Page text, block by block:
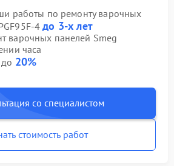
работы по ремонту варочных
4до 3-х лет
варочных панелей Smeg
часа
20%
со специалистом
стоимость работ